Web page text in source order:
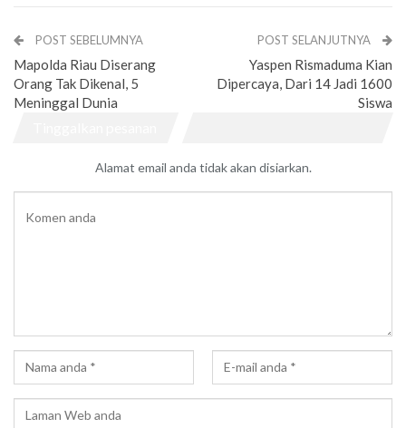
POST SEBELUMNYA
Mapolda Riau Diserang
Orang Tak Dikenal, 5
Meninggal Dunia
POST SELANJUTNYA
Yaspen Rismaduma Kian
Dipercaya, Dari 14 Jadi 1600
Siswa
Alamat email anda tidak akan disiarkan.